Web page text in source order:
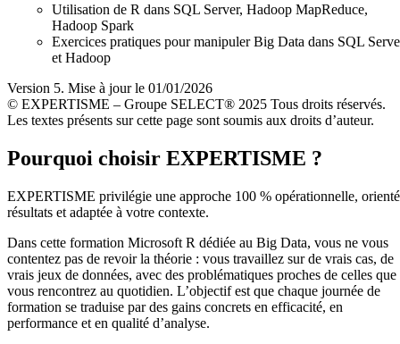
Utilisation de R dans SQL Server, Hadoop MapReduce,
Hadoop Spark
Exercices pratiques pour manipuler Big Data dans SQL
et Hadoop
Version 5. Mise à jour le 01/01/2026
© EXPERTISME – Groupe SELECT® 2025 Tous droits réservés.
Les textes présents sur cette page sont soumis aux droits d’auteur.
Pourquoi choisir EXPERTISME ?
EXPERTISME privilégie une approche 100 % opérationnelle,
résultats et adaptée à votre contexte.
Dans cette formation Microsoft R dédiée au Big Data, vous ne vous
contentez pas de revoir la théorie : vous travaillez sur de vrais cas, de
vrais jeux de données, avec des problématiques proches de celles que
vous rencontrez au quotidien. L’objectif est que chaque journée de
formation se traduise par des gains concrets en efficacité, en
performance et en qualité d’analyse.